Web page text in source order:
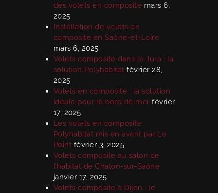
des volets en composite mars 6,
2025
Installation de volets en
composite en Saône-et-Loire
mars 6, 2025
Volets composite dans le Jura : la
solution Polyhabitat février 28,
2025
Volets en composite : la solution
idéale pour le bord de mer février
17, 2025
Les volets en composite
Polyhabitat mis en avant par Le
Point février 3, 2025
Volets composite au salon de
l’habitat de Chalon-sur-Saône
janvier 17, 2025
Volets composite à Dijon : le